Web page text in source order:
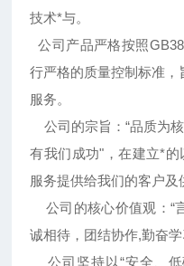
技术*与。
公司产品严格按照
行严格的质量控制标准
服务。
公司的宗旨：“品质为
有我们成功"，在建立*
服务提供给我们的客户及
公司的核心价值观：“
诚相待，团结协作,勤奋
公司坚持以“安全、低